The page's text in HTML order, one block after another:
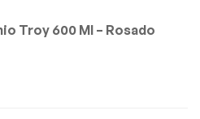
Troy 600 Ml – Rosado